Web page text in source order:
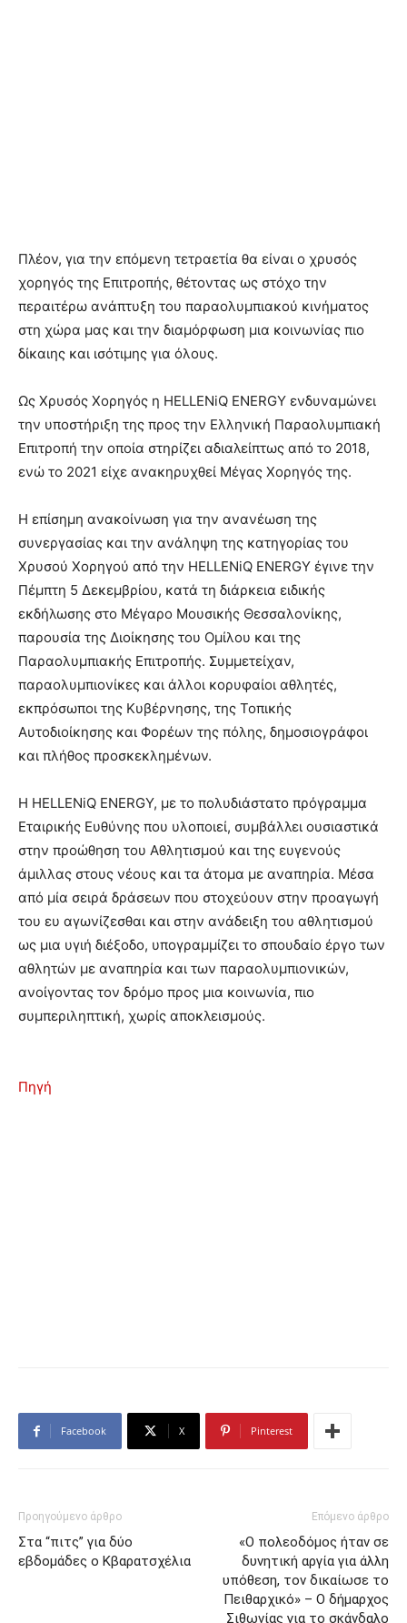
Πλέον, για την επόμενη τετραετία θα είναι ο χρυσός
χορηγός της Επιτροπής, θέτοντας ως στόχο την
περαιτέρω ανάπτυξη του παραολυμπιακού κινήματος
στη χώρα μας και την διαμόρφωση μια κοινωνίας πιο
δίκαιης και ισότιμης για όλους.
Ως Χρυσός Χορηγός η HELLENiQ ENERGY ενδυναμώνει
την υποστήριξη της προς την Ελληνική Παραολυμπιακή
Επιτροπή την οποία στηρίζει αδιαλείπτως από το 2018,
ενώ το 2021 είχε ανακηρυχθεί Μέγας Χορηγός της.
Η επίσημη ανακοίνωση για την ανανέωση της
συνεργασίας και την ανάληψη της κατηγορίας του
Χρυσού Χορηγού από την HELLENiQ ENERGY έγινε την
Πέμπτη 5 Δεκεμβρίου, κατά τη διάρκεια ειδικής
εκδήλωσης στο Μέγαρο Μουσικής Θεσσαλονίκης,
παρουσία της Διοίκησης του Ομίλου και της
Παραολυμπιακής Επιτροπής. Συμμετείχαν,
παραολυμπιονίκες και άλλοι κορυφαίοι αθλητές,
εκπρόσωποι της Κυβέρνησης, της Τοπικής
Αυτοδιοίκησης και Φορέων της πόλης, δημοσιογράφοι
και πλήθος προσκεκλημένων.
Η HELLENiQ ENERGY, με το πολυδιάστατο πρόγραμμα
Εταιρικής Ευθύνης που υλοποιεί, συμβάλλει ουσιαστικά
στην προώθηση του Αθλητισμού και της ευγενούς
άμιλλας στους νέους και τα άτομα με αναπηρία. Μέσα
από μία σειρά δράσεων που στοχεύουν στην προαγωγή
του ευ αγωνίζεσθαι και στην ανάδειξη του αθλητισμού
ως μια υγιή διέξοδο, υπογραμμίζει το σπουδαίο έργο των
αθλητών με αναπηρία και των παραολυμπιονικών,
ανοίγοντας τον δρόμο προς μια κοινωνία, πιο
συμπεριληπτική, χωρίς αποκλεισμούς.
Πηγή
Facebook X Pinterest
Προηγούμενο άρθρο
Στα “πιτς” για δύο
εβδομάδες ο Κβαρατσχέλια
Επόμενο άρθρο
«Ο πολεοδόμος ήταν σε
δυνητική αργία για άλλη
υπόθεση, τον δικαίωσε το
Πειθαρχικό» – Ο δήμαρχος
Σιθωνίας για το σκάνδαλο